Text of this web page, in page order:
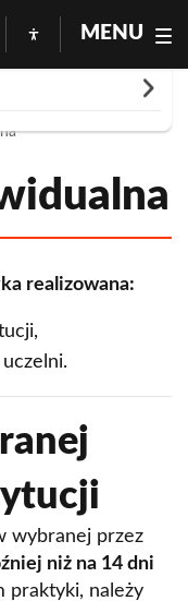
MENU
realizowana:
wybranej przez
niż na 14 dni
praktyki, należy
Publicznego
i
Cywilnego